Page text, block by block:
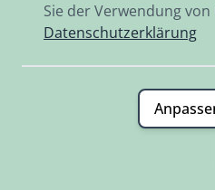
Artikelnr.
328.2.16.510.2
Krümmer links M50SE
Sie der Verwendung von
Datenschutzerklärung